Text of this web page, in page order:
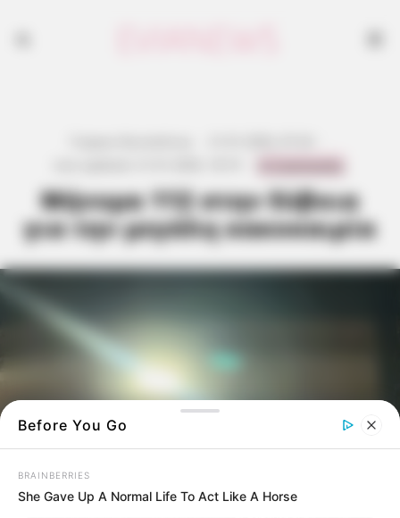
Μήνυμα 112 στην Εύβοια
για την μεγάλη κακοκαιρία
Before You Go
BRAINBERRIES
She Gave Up A Normal Life To Act Like A Horse